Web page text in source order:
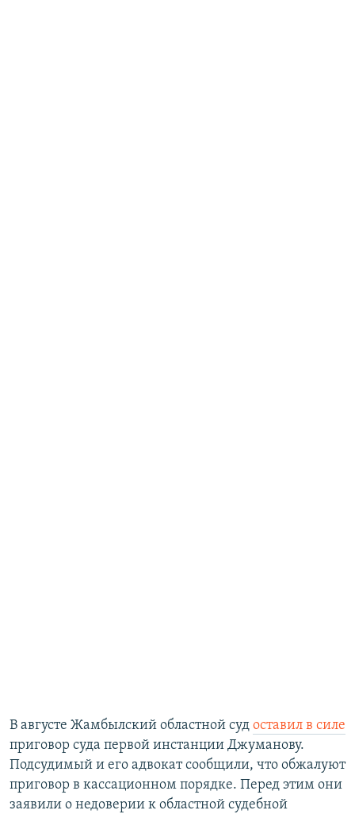
В августе Жамбылский областной суд оставил в силе
приговор суда первой инстанции Джуманову.
Подсудимый и его адвокат сообщили, что обжалуют
приговор в кассационном порядке. Перед этим они
заявили о недоверии к областной судебной